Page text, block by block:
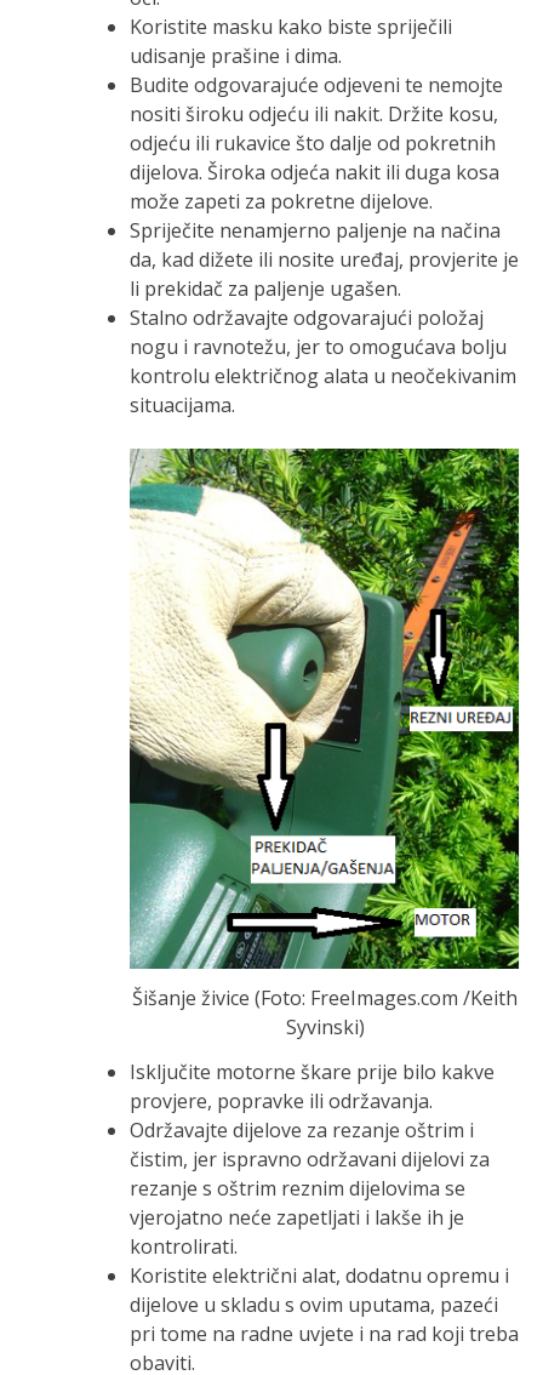
Koristite masku kako biste spriječili
udisanje prašine i dima.
Budite odgovarajuće odjeveni te nemojte
nositi široku odjeću ili nakit. Držite kosu,
odjeću ili rukavice što dalje od pokretnih
dijelova. Široka odjeća nakit ili duga kosa
može zapeti za pokretne dijelove.
Spriječite nenamjerno paljenje na načina
da, kad dižete ili nosite uređaj, provjerite je
li prekidač za paljenje ugašen.
Stalno održavajte odgovarajući položaj
nogu i ravnotežu, jer to omogućava bolju
kontrolu električnog alata u neočekivanim
situacijama.
Šišanje živice (Foto: FreeImages.com /Keith
Syvinski)
Isključite motorne škare prije bilo kakve
provjere, popravke ili održavanja.
Održavajte dijelove za rezanje oštrim i
čistim, jer ispravno održavani dijelovi za
rezanje s oštrim reznim dijelovima se
vjerojatno neće zapetljati i lakše ih je
kontrolirati.
Koristite električni alat, dodatnu opremu i
dijelove u skladu s ovim uputama, pazeći
pri tome na radne uvjete i na rad koji treba
obaviti.